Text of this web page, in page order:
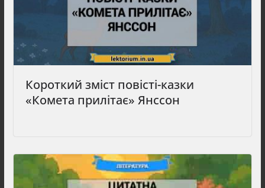
Короткий зміст повісті-казки
«Комета прилітає» Янссон